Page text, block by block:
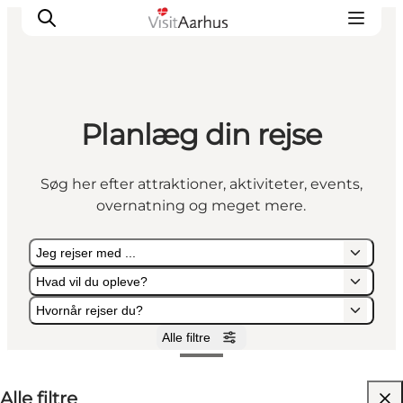
Oplevelser
Kalender
Byer og steder
Transport
Planlæg din rejse
Søg her efter attraktioner, aktiviteter, events,
overnatning og meget mere.
Jeg rejser med ...
Hvad vil du opleve?
Hvornår rejser du?
Alle filtre
Jeg rejser med ...
Hvad vil du opleve?
Hvornår rejser du?
Alle filtre